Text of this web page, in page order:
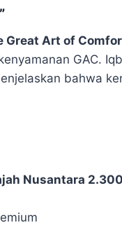
Great Art of
GAC.
bahwa
Nusantara